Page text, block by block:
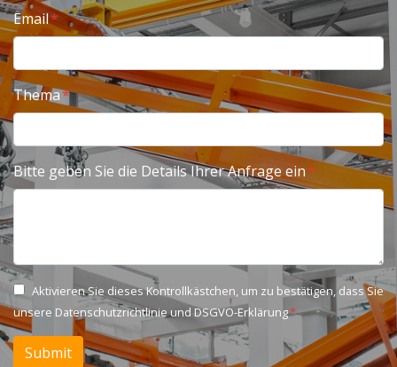
Email
Thema
Bitte geben Sie die Details Ihrer Anfrage ein
Aktivieren Sie dieses Kontrollkästchen, um zu bestätigen, dass Sie
unsere Datenschutzrichtlinie und DSGVO-Erklärung
Submit